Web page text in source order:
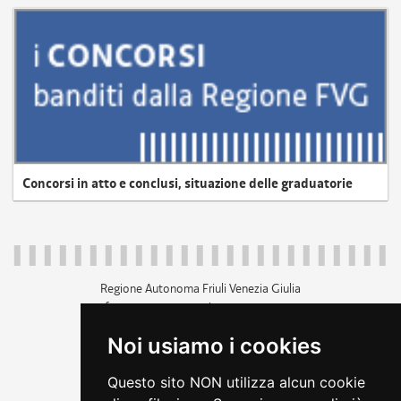
Noi usiamo i cookies
Questo sito NON utilizza alcun cookie
Concorsi in atto e conclusi, situazione delle graduatorie
Regione Autonoma Friuli Venezia Giulia
c.f. 80014930327; p.iva 00526040324
+39 040 3771111